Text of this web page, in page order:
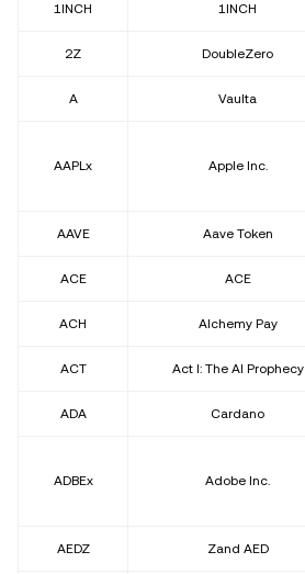
1INCH 1INCH
2Z DoubleZero
A Vaulta
AAPLx Apple Inc.
AAVE Aave Token
ACE ACE
ACH Alchemy Pay
ACT Act I: The AI Prophecy
ADA Cardano
ADBEx Adobe Inc.
AEDZ Zand AED